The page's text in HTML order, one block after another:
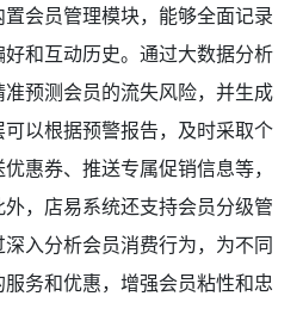
会员管理模块，能够全面记录
和互动历史。通过大数据分析
预测会员的流失风险，并生成
以根据预警报告，及时采取个
惠券、推送专属促销信息等，
，店易系统还支持会员分级管
入分析会员消费行为，为不同
务和优惠，增强会员粘性和忠